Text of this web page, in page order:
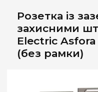
Розетка із
захисними
Electric
(без рамки)